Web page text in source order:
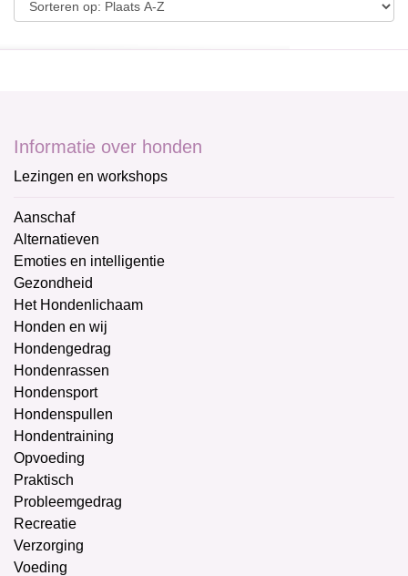
Informatie over honden
Lezingen en workshops
Aanschaf
Alternatieven
Emoties en intelligentie
Gezondheid
Het Hondenlichaam
Honden en wij
Hondengedrag
Hondenrassen
Hondensport
Hondenspullen
Hondentraining
Opvoeding
Praktisch
Probleemgedrag
Recreatie
Verzorging
Voeding